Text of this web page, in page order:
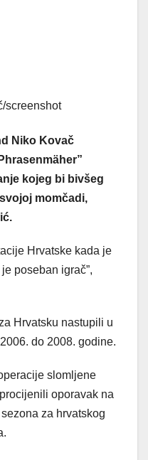
screenshot
Niko Kovač
kojeg bi bivšeg
momčadi,
Hrvatske kada je
poseban igrač”,
Hrvatsku nastupili u
do 2008. godine.
slomljene
oporavak na
za hrvatskog